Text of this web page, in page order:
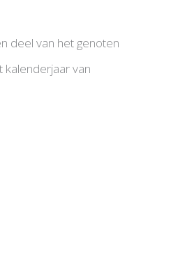
deel van het genoten
kalenderjaar van